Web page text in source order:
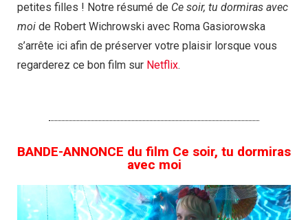
petites filles ! Notre résumé de Ce soir, tu dormiras avec
moi de Robert Wichrowski avec Roma Gasiorowska
s’arrête ici afin de préserver votre plaisir lorsque vous
regarderez ce bon film sur Netflix.
BANDE-ANNONCE du film Ce soir, tu dormiras
avec moi